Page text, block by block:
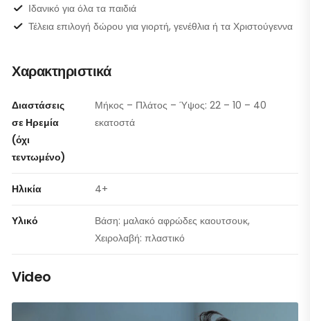
Ιδανικό για όλα τα παιδιά
Τέλεια επιλογή δώρου για γιορτή, γενέθλια ή τα Χριστούγεννα
Χαρακτηριστικά
Διαστάσεις
σε Ηρεμία
(όχι
τεντωμένο)
Μήκος – Πλάτος – Ύψος: 22 – 10 – 40
εκατοστά
Ηλικία 4+
Υλικό
Βάση: μαλακό αφρώδες καουτσουκ,
Χειρολαβή: πλαστικό
Video